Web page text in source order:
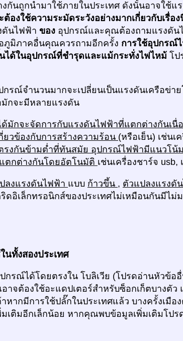
กันถูกนำมาใช้ภายในประเทศ ดังนั้นอาจใช้
องใช้ความระมัดระวังอย่างมากเกี่ยวกับเรื่อง
ดันไฟฟ้า ของ อุปกรณ์และคุณต้องถามแรงดัน
ภูมิภาคอื่นคุณควรถามอีกครั้ง การใช้อุปกรณ์
ได้ในอุปกรณ์ที่ชำรุดและแม้กระทั่งไฟไหม้ โป
รณ์จำนวนมากจะเปลี่ยนเป็นแรงดันเครือข่า
กจะมีหลายแรงดัน
มักจะจัดการกับแรงดันไฟฟ้าที่แตกต่างกันเนื่
วข้องกับการสร้างความร้อน (หรือเย็น) เช่นเ
รงกันข้ามต่ำที่ทันสมัย อุปกรณ์ไฟฟ้ามีแนวโน้
ตกต่างกันโดยอัตโนมัติ เช่นเครื่องชาร์จ
ลงแรงดันไฟฟ้า แบบ ก้าวขึ้น , ตัวแปลงแรงดั
ริดอิเล็กทรอนิกส์ของประเทศไม่เหมือนกันมีไม่
นทั้งสองประเทศ
กรณ์ได้โดยตรงใน โบลิเวีย (โปรดอ่านหัวข้อ
าจต้องใช้อะแดปเตอร์สำหรับซ็อกเก็ตบางตั
หากมีการใช้ปลั๊กในประเทศแล้ว บางครั้งเมื
เติมอีกเล็กน้อย หากคุณพบข้อมูลเพิ่มเติมโปร